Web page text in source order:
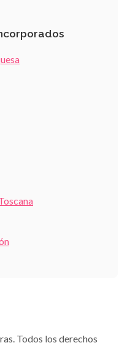
Todos los derechos